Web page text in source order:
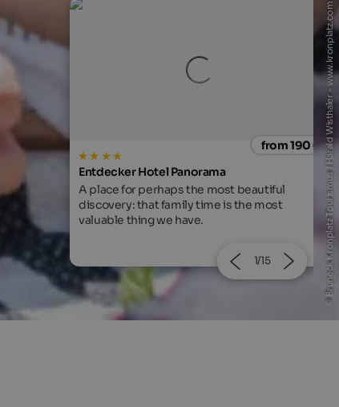
from 190 €
from 205
LANERHOF Relax & Active Retreat
Relaxing spa retreats, exquisite cuisine,
guided adventures in nature.
2/15 © Bruneck Kronplatz Tourismus / Harald Wisthaler - www.kronplatz.com